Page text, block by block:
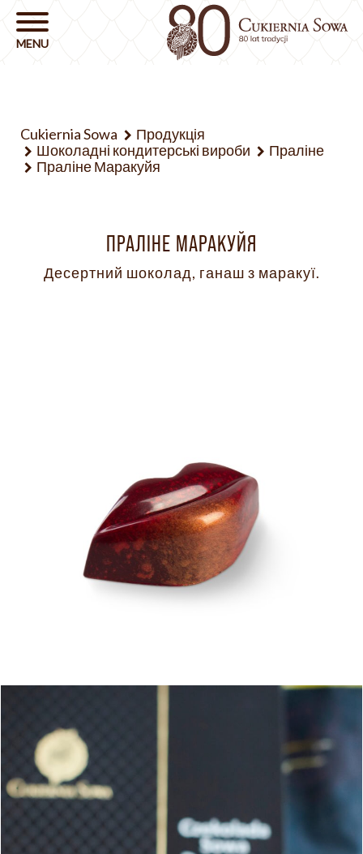
Cukiernia Sowa
Продукція
Шоколадні кондитерські вироби
Праліне
Праліне Маракуйя
ПРАЛІНЕ МАРАКУЙЯ
Десертний шоколад, ганаш з маракуї.